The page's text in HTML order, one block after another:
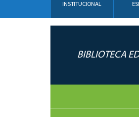
INSTITUCIONAL
BIBLIOTECA